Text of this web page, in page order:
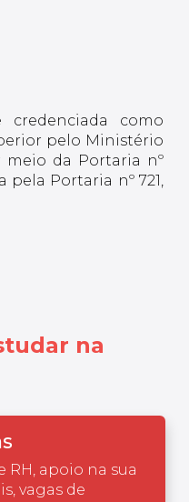
credenciada como
pelo Ministério
meio da Portaria nº
pela Portaria nº 721,
na
RH, apoio na sua
vagas de